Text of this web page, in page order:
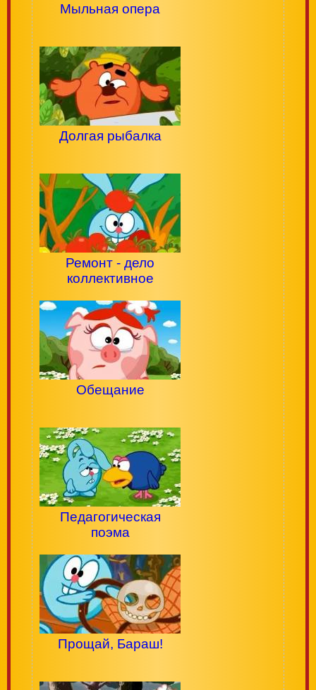
Мыльная опера
Долгая рыбалка
Ремонт - дело
коллективное
Обещание
Педагогическая
поэма
Прощай, Бараш!